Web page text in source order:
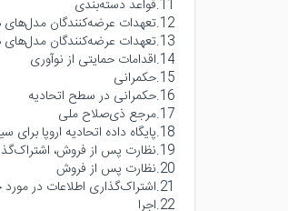
11.قواعد دسته‌بندی
12.تعهدات عرضه‌کنندگان مدل‌های هوش مصنوعی همه‌منظوره
13.تعهدات عرضه‌کنندگان مدل‌های هوش مصنوعی دارای ریسک نظام‌مند
14.اقدامات حمایتی از نوآوری
15.حکمرانی
16.حکمرانی در سطح اتحادیه
17.مرجع ذی‌صلاح ملی
18.پایگاه داده اتحادیه اروپا برای سیستم‌های هوش مصنوعی پرخطر
19.نظارت پس از فروش، اشتراک‌گذاری اطلاعات و نظارت بر بازار
20.نظارت پس از فروش
21.اشتراک‌گذاری اطلاعات در مورد حوادث جدی
22.اجرا